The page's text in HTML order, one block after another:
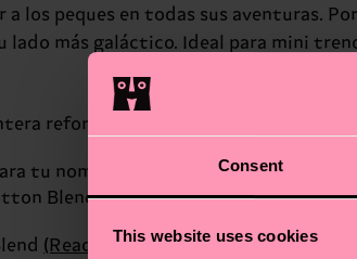
Consent
This website uses cookies
a los peques en todas sus aventuras.
lado más galáctico. Ideal para mini
reforzados
tu nombre
Blend(Read more here)
(Read more here)